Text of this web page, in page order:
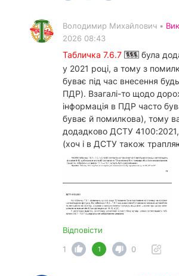
Володимир Михайлович •
2026 08:43
Табличка 7.6.7
була
у 2021 році, а тому з
буває під час внесення
ПДР). Взагалі-то щодо
інформація в ПДР часто
буває й помилкова), тому
додадково ДСТУ 4100:2021,
(хоч і в ДСТУ також
Відповісти
1
1 0